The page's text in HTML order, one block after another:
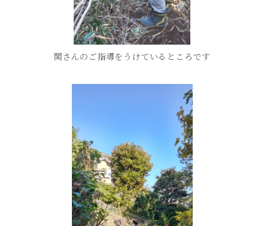
関さんのご指導をうけているところです